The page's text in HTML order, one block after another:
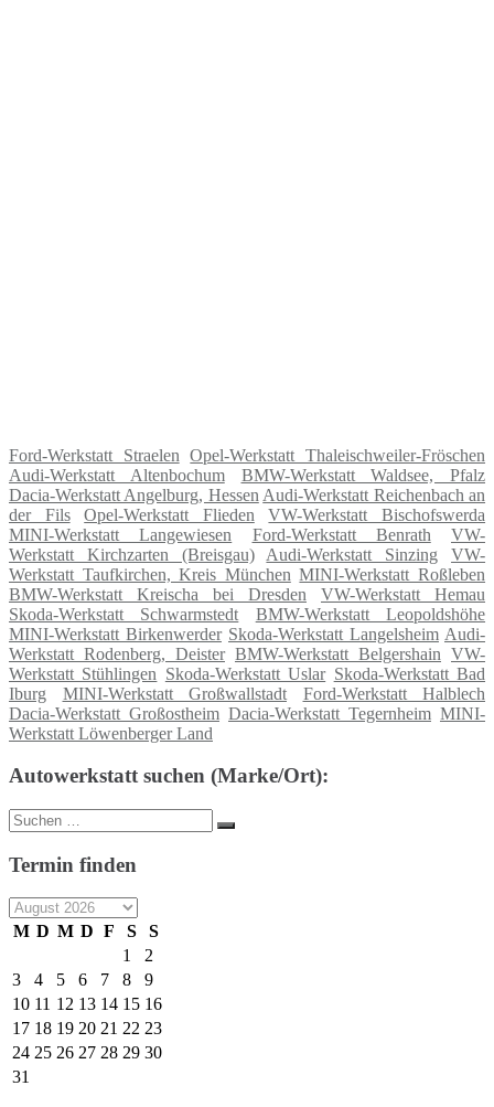
Ford-Werkstatt Straelen
Opel-Werkstatt Thaleischweiler-Fröschen
Audi-Werkstatt Altenbochum
BMW-Werkstatt Waldsee, Pfalz
Dacia-Werkstatt Angelburg, Hessen Audi-Werkstatt Reichenbach an
der Fils
Opel-Werkstatt Flieden
VW-Werkstatt Bischofswerda
MINI-Werkstatt Langewiesen
Ford-Werkstatt Benrath
VW-
Werkstatt Kirchzarten (Breisgau)
Audi-Werkstatt Sinzing
VW-
Werkstatt Taufkirchen, Kreis München MINI-Werkstatt Roßleben
BMW-Werkstatt Kreischa bei Dresden
VW-Werkstatt Hemau
Skoda-Werkstatt Schwarmstedt
BMW-Werkstatt Leopoldshöhe
MINI-Werkstatt Birkenwerder Skoda-Werkstatt Langelsheim Audi-
Werkstatt Rodenberg, Deister BMW-Werkstatt Belgershain VW-
Werkstatt Stühlingen Skoda-Werkstatt Uslar Skoda-Werkstatt Bad
Iburg
MINI-Werkstatt Großwallstadt
Ford-Werkstatt Halblech
Dacia-Werkstatt Großostheim Dacia-Werkstatt Tegernheim MINI-
Werkstatt Löwenberger Land
Autowerkstatt suchen (Marke/Ort):
Suche
nach:
Suchen
Termin finden
M D M D F S
S
1
2
3
4 5 6 7 8
9
10 11 12 13 14 15 16
17 18 19 20 21 22 23
24 25 26 27 28 29 30
31